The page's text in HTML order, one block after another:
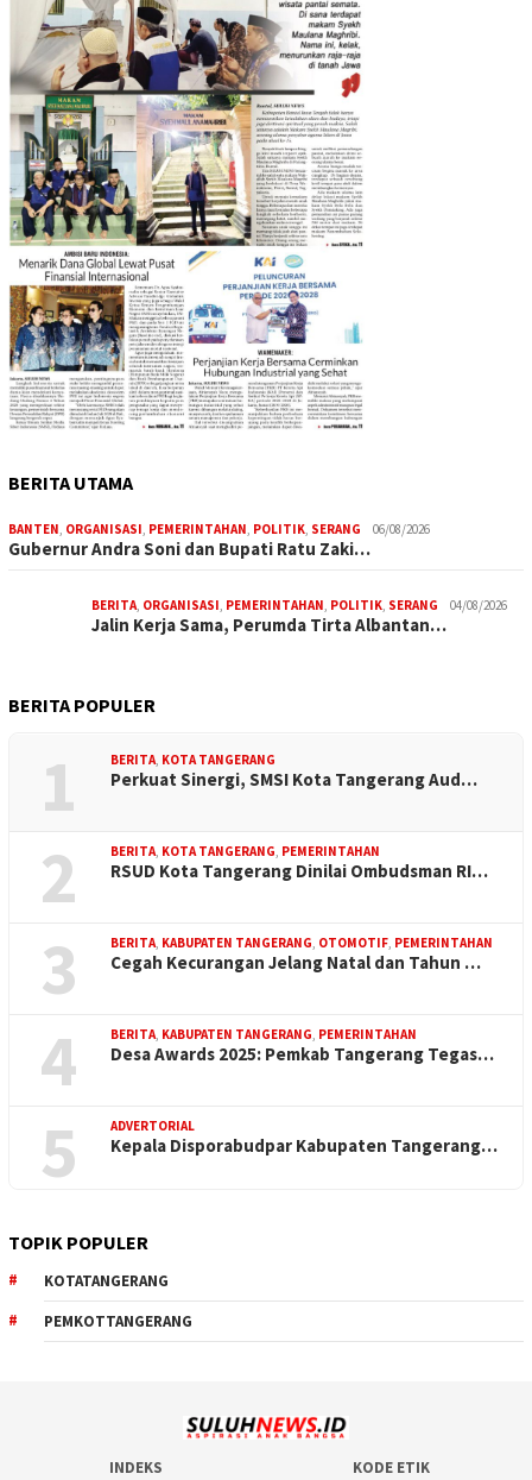
BERITA UTAMA
BANTEN, ORGANISASI, PEMERINTAHAN, POLITIK, SERANG 06/08/2026
Gubernur Andra Soni dan Bupati Ratu Zaki…
BERITA, ORGANISASI, PEMERINTAHAN, POLITIK, SERANG 04/08/2026
Jalin Kerja Sama, Perumda Tirta Albantan…
BERITA POPULER
1 BERITA, KOTA TANGERANG
Perkuat Sinergi, SMSI Kota Tangerang Aud…
2 BERITA, KOTA TANGERANG, PEMERINTAHAN
RSUD Kota Tangerang Dinilai Ombudsman RI…
3 BERITA, KABUPATEN TANGERANG, OTOMOTIF, PEMERINTAHAN
Cegah Kecurangan Jelang Natal dan Tahun …
4 BERITA, KABUPATEN TANGERANG, PEMERINTAHAN
Desa Awards 2025: Pemkab Tangerang Tegas…
5 ADVERTORIAL
Kepala Disporabudpar Kabupaten Tangerang…
TOPIK POPULER
KOTATANGERANG
PEMKOTTANGERANG
INDEKS KODE ETIK